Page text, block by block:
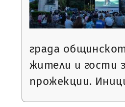
града
жители и гости
прожекции.